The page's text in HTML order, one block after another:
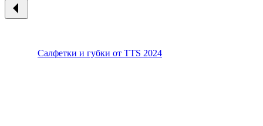
Салфетки и губки от TTS 2024